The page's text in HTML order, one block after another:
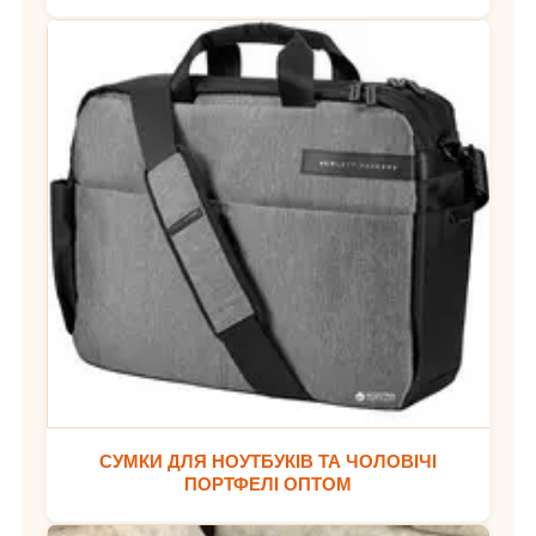
СУМКИ ДЛЯ НОУТБУКІВ ТА ЧОЛОВІЧІ
ПОРТФЕЛІ ОПТОМ